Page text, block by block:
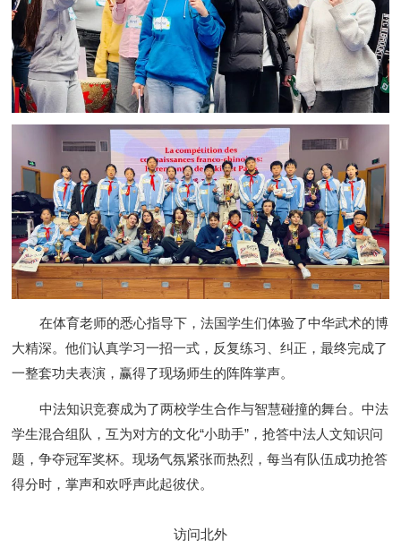
在体育老师的悉心指导下，法国学生们体验了中华武术的博
大精深。他们认真学习一招一式，反复练习、纠正，最终完成了
一整套功夫表演，赢得了现场师生的阵阵掌声。
中法知识竞赛成为了两校学生合作与智慧碰撞的舞台。中法
学生混合组队，互为对方的文化“小助手”，抢答中法人文知识问
题，争夺冠军奖杯。现场气氛紧张而热烈，每当有队伍成功抢答
得分时，掌声和欢呼声此起彼伏。
访问北外